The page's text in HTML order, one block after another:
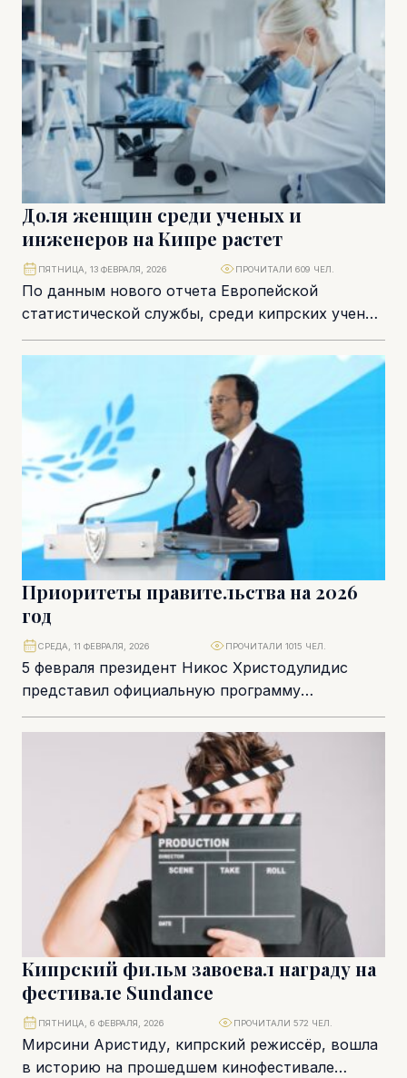
Доля женщин среди ученых и
инженеров на Кипре растет
По данным нового отчета Европейской
статистической службы, среди кипрских ученых
и инженеров доля женщин составляет 42,3 %.
Это немного выше...
ПЯТНИЦА, 13 ФЕВРАЛЯ, 2026 ПРОЧИТАЛИ 609 ЧЕЛ.
Приоритеты правительства на 2026
год
5 февраля президент Никос Христодулидис
представил официальную программу
правительства на 2026 год. В ней – пять
приоритетов и более 55...
СРЕДА, 11 ФЕВРАЛЯ, 2026 ПРОЧИТАЛИ 1015 ЧЕЛ.
Кипрский фильм завоевал награду на
фестивале Sundance
Мирсини Аристиду, кипрский режиссёр, вошла
в историю на прошедшем кинофестивале
ПЯТНИЦА, 6 ФЕВРАЛЯ, 2026 ПРОЧИТАЛИ 572 ЧЕЛ.